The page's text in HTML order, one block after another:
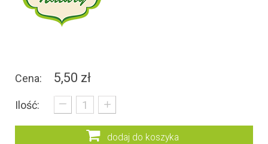
Cena: 5,50 zł
Ilość:
_ +
dodaj do koszyka